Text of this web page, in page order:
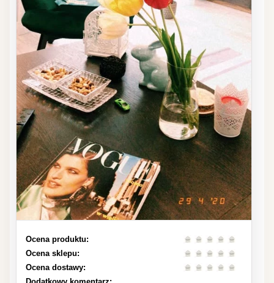
Ocena produktu:
Ocena sklepu:
Ocena dostawy: